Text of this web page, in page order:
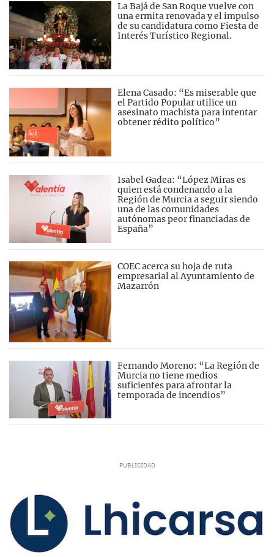
La Bajá de San Roque vuelve con
una ermita renovada y el impulso
de su candidatura como Fiesta de
Interés Turístico Regional.
Elena Casado: “Es miserable que
el Partido Popular utilice un
asesinato machista para intentar
obtener rédito político”
Isabel Gadea: “López Miras es
quien está condenando a la
Región de Murcia a seguir siendo
una de las comunidades
autónomas peor financiadas de
España”
COEC acerca su hoja de ruta
empresarial al Ayuntamiento de
Mazarrón
Fernando Moreno: “La Región de
Murcia no tiene medios
suficientes para afrontar la
temporada de incendios”